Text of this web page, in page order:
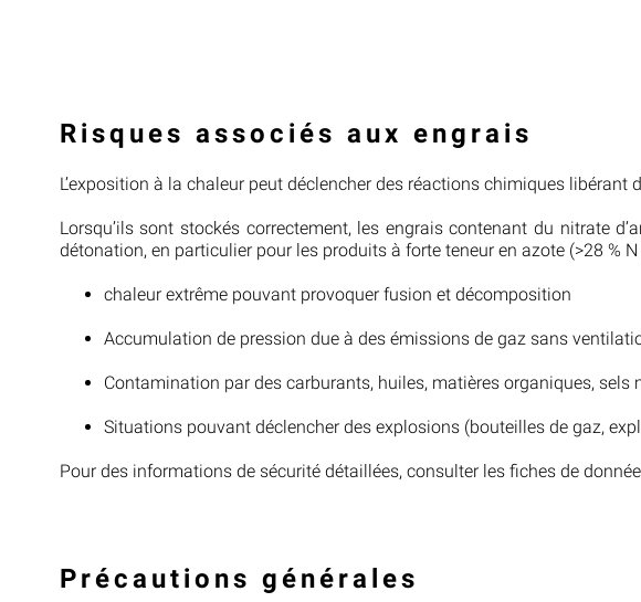
Risques associés aux engrais
L’exposition à la chaleur peut déclencher des réactions chimiques libérant
Lorsqu’ils sont stockés correctement, les engrais contenant du nitrate
détonation, en particulier pour les produits à forte teneur en azote (>28 % N
chaleur extrême pouvant provoquer fusion et décomposition
Accumulation de pression due à des émissions de gaz sans
Contamination par des carburants, huiles, matières organiques,
Situations pouvant déclencher des explosions (bouteilles de gaz,
Pour des informations de sécurité détaillées, consulter les fiches de
Précautions générales